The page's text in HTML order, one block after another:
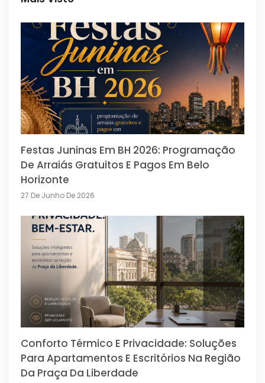
Festas Juninas Em BH 2026: Programação
De Arraiás Gratuitos E Pagos Em Belo
Horizonte
27 De Junho De 2026
Conforto Térmico E Privacidade: Soluções
Para Apartamentos E Escritórios Na Região
Da Praça Da Liberdade